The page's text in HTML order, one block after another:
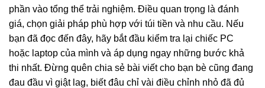
phần vào tổng thể trải nghiệm. Điều quan trọng là đánh
giá, chọn giải pháp phù hợp với túi tiền và nhu cầu. Nếu
bạn đã đọc đến đây, hãy bắt đầu kiểm tra lại chiếc PC
hoặc laptop của mình và áp dụng ngay những bước khả
thi nhất. Đừng quên chia sẻ bài viết cho bạn bè cũng đang
đau đầu vì giật lag, biết đâu chỉ vài điều chỉnh nhỏ đã đủ